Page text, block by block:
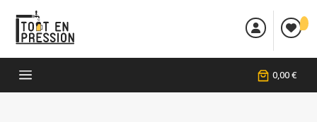
 
a 0,00 €